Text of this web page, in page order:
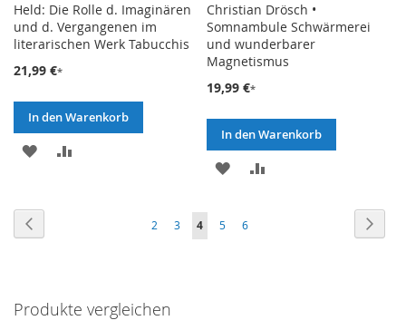
Held: Die Rolle d. Imaginären
und d. Vergangenen im
literarischen Werk Tabucchis
21,99 €
In den Warenkorb
ZUR
HINZUFÜGEN
Christian Drösch •
Somnambule Schwärmerei
und wunderbarer
Magnetismus
19,99 €
In den Warenkorb
ZUR
HINZUFÜGEN
Seite
Seite
2 Seite
3
Sie
4 Seite
5 Seite
6
Produkte vergleichen